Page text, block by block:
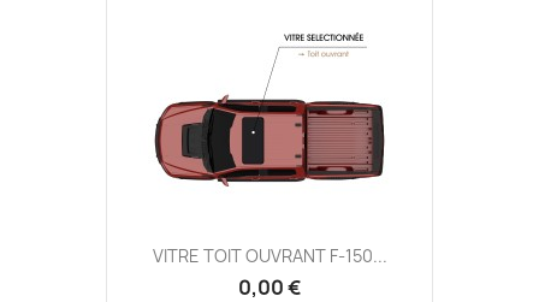
VITRE TOIT OUVRANT F-150...
0,00 €